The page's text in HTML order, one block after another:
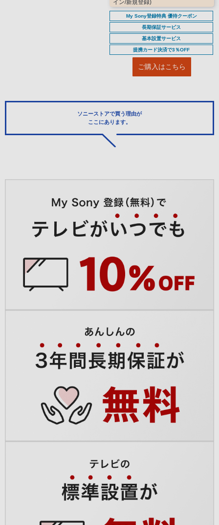
イン/新規登録)
My Sony登録特典 優待クーポン
長期保証サービス
基本設置サービス
提携カード決済で3％OFF
ご購入はこちら
ソニーストアで買う理由が
ここにあります。